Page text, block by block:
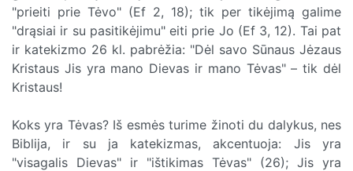
"prieiti prie Tėvo" (Ef 2, 18); tik per tikėjimą galime
"drąsiai ir su pasitikėjimu" eiti prie Jo (Ef 3, 12). Tai pat
ir katekizmo 26 kl. pabrėžia: "Dėl savo Sūnaus Jėzaus
Kristaus Jis yra mano Dievas ir mano Tėvas" – tik dėl
Kristaus!
Koks yra Tėvas? Iš esmės turime žinoti du dalykus, nes
Biblija, ir su ja katekizmas, akcentuoja: Jis yra
"visagalis Dievas" ir "ištikimas Tėvas" (26); Jis yra